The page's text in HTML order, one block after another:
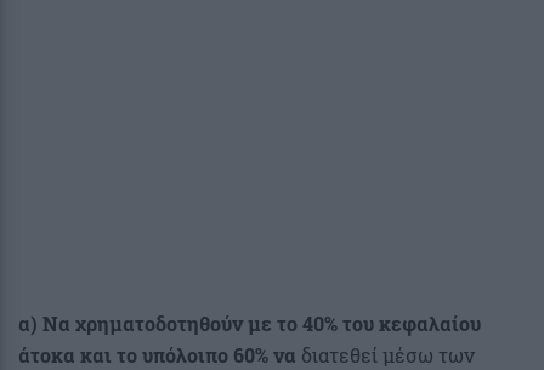
α) Να χρηματοδοτηθούν με το 40% του κεφαλαίου
άτοκα και το υπόλοιπο 60% να διατεθεί μέσω των